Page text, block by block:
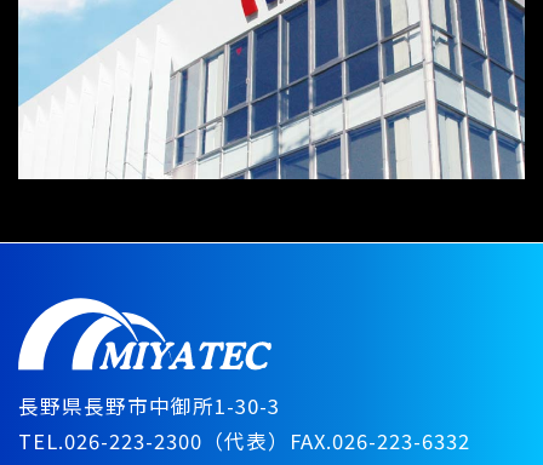
長野県長野市中御所1-30-3
TEL.026-223-2300（代表） FAX.026-223-6332